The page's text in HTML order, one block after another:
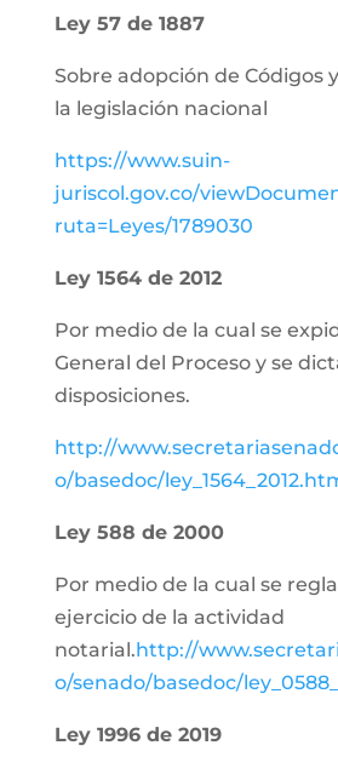
Ley 57 de 1887
Sobre adopción de Códigos
la legislación nacional
https://www.suin-
juriscol.gov.co/
ruta=Leyes/1789030
Ley 1564 de 2012
Por medio de la cual se
General del Proceso y se
disposiciones.
http://
o/basedoc/
Ley 588 de 2000
Por medio de la cual se
ejercicio de la actividad
notarial.http://
o/senado/basedoc/
Ley 1996 de 2019